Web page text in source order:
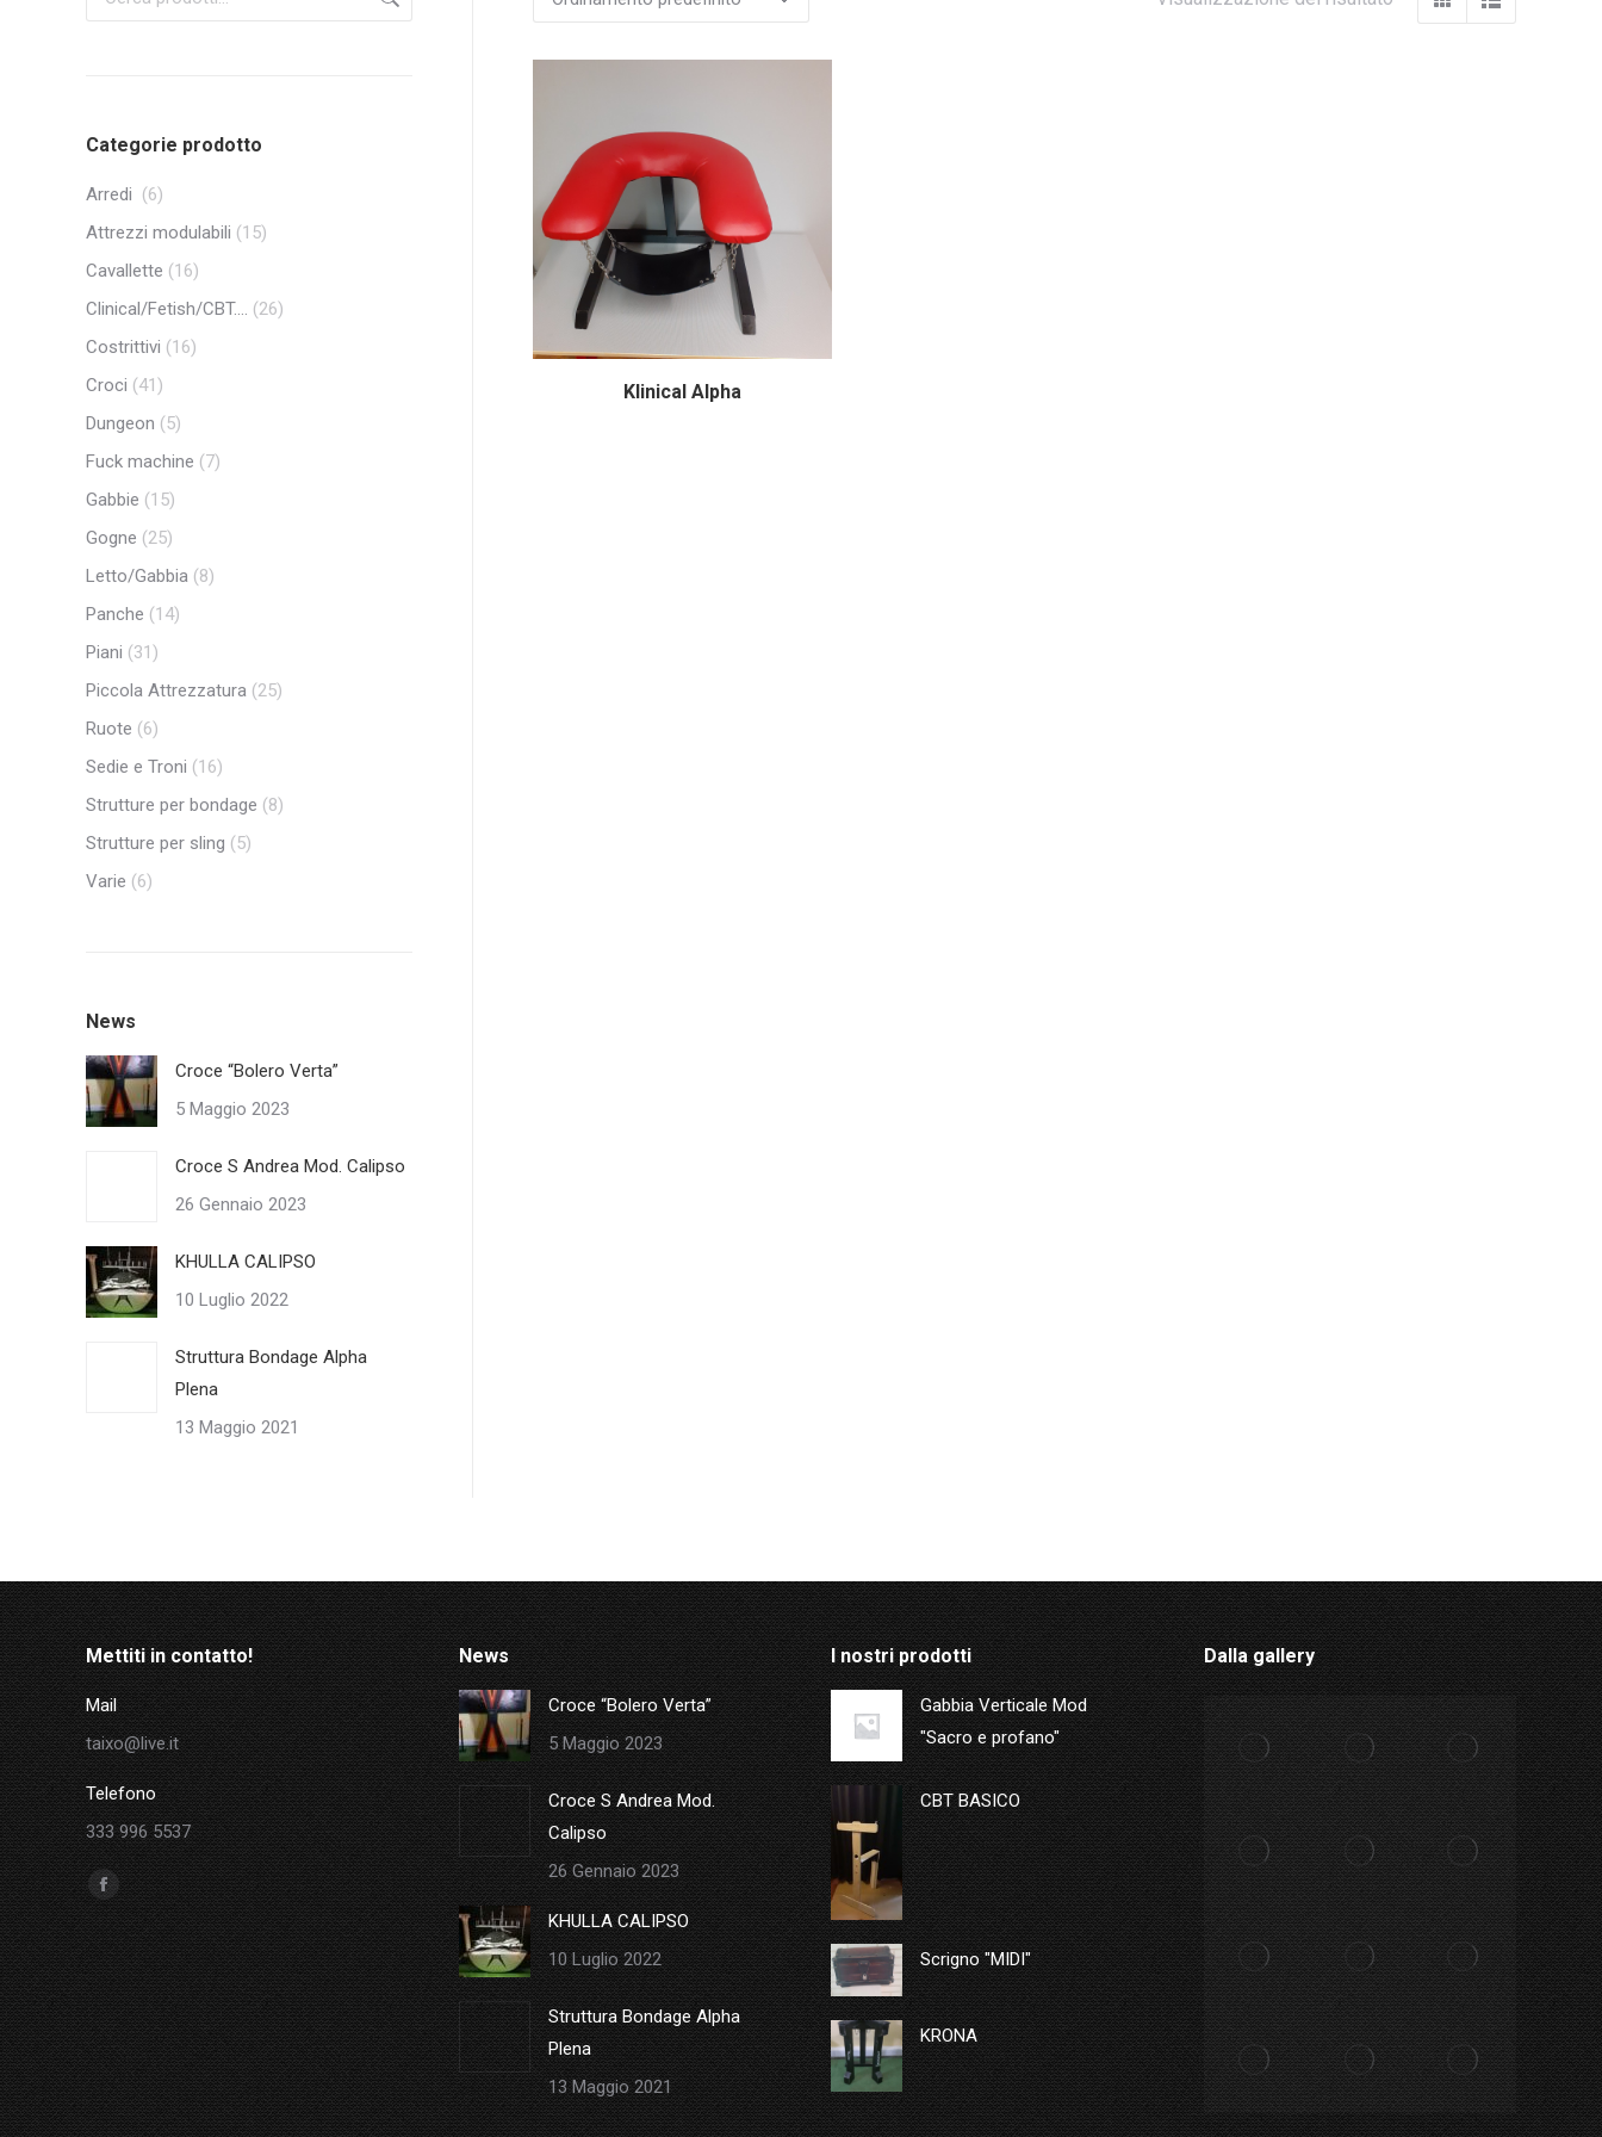
Klinical Alpha
Categorie prodotto
Arredi (6)
Attrezzi modulabili (15)
Cavallette (16)
Clinical/Fetish/CBT.... (26)
Costrittivi (16)
Croci (41)
Dungeon (5)
Fuck machine (7)
Gabbie (15)
Gogne (25)
Letto/Gabbia (8)
Panche (14)
Piani (31)
Piccola Attrezzatura (25)
Ruote (6)
Sedie e Troni (16)
Strutture per bondage (8)
Strutture per sling (5)
Varie (6)
News
Croce “Bolero Verta”
5 Maggio 2023
Croce S Andrea Mod. Calipso
26 Gennaio 2023
KHULLA CALIPSO
10 Luglio 2022
Struttura Bondage Alpha
Plena
13 Maggio 2021
Mettiti in contatto!
Mail
taixo@live.it
Telefono
333 996 5537
Ci puoi trovare su:
Facebook
page
opens
in
new
window
News
Croce “Bolero Verta”
5 Maggio 2023
Croce S Andrea Mod.
Calipso
26 Gennaio 2023
KHULLA CALIPSO
10 Luglio 2022
Struttura Bondage Alpha
Plena
13 Maggio 2021
I nostri prodotti
Gabbia Verticale Mod
"Sacro e profano"
CBT BASICO
Scrigno "MIDI"
KRONA
Dalla gallery